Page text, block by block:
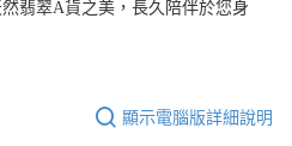
翡翠A貨之美，長久陪伴於您身
顯示電腦版詳細說明